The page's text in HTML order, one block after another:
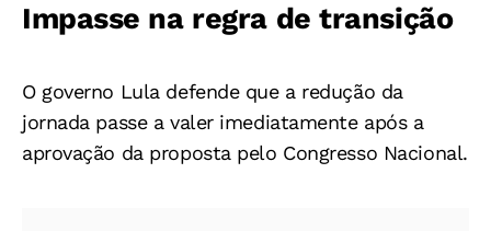
Impasse na regra de transição
O governo Lula defende que a redução da
jornada passe a valer imediatamente após a
aprovação da proposta pelo Congresso Nacional.